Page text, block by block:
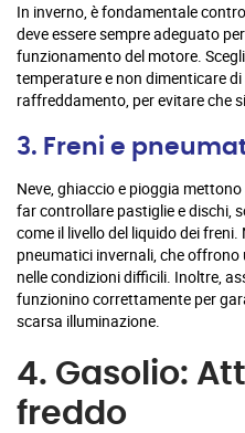
In inverno, è fondamentale
deve essere sempre adeguato
funzionamento del motore.
temperature e non dimenticare
raffreddamento, per evitare che
3. Freni e
Neve, ghiaccio e pioggia
far controllare pastiglie e dischi,
come il livello del liquido dei
pneumatici invernali, che
nelle condizioni difficili. Inoltre,
funzionino correttamente per
scarsa illuminazione.
4. Gasolio:
freddo